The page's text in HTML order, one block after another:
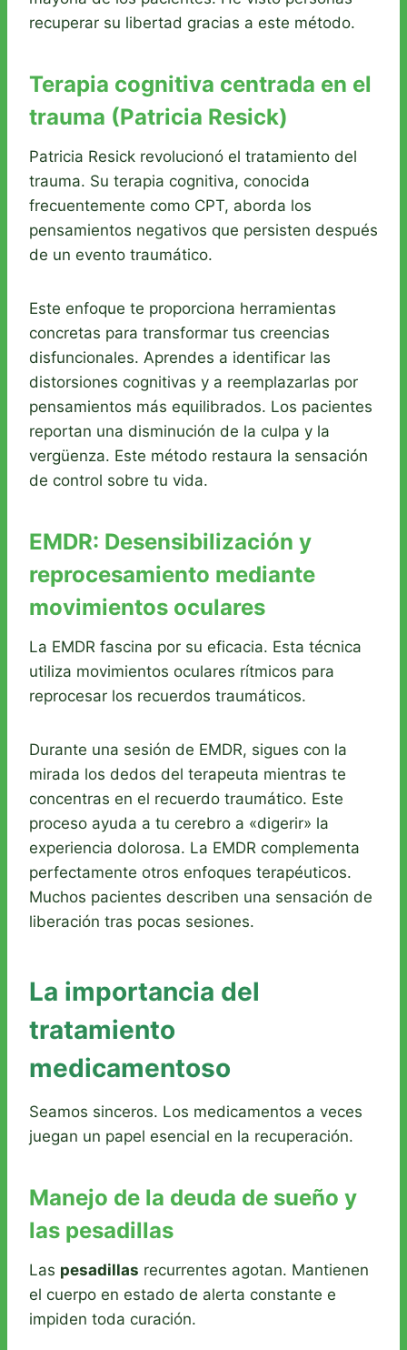
recuperar su libertad gracias a este método.
Terapia cognitiva centrada en el
trauma (Patricia Resick)
Patricia Resick revolucionó el tratamiento del
trauma. Su terapia cognitiva, conocida
frecuentemente como CPT, aborda los
pensamientos negativos que persisten después
de un evento traumático.
Este enfoque te proporciona herramientas
concretas para transformar tus creencias
disfuncionales. Aprendes a identificar las
distorsiones cognitivas y a reemplazarlas por
pensamientos más equilibrados. Los pacientes
reportan una disminución de la culpa y la
vergüenza. Este método restaura la sensación
de control sobre tu vida.
EMDR: Desensibilización y
reprocesamiento mediante
movimientos oculares
La EMDR fascina por su eficacia. Esta técnica
utiliza movimientos oculares rítmicos para
reprocesar los recuerdos traumáticos.
Durante una sesión de EMDR, sigues con la
mirada los dedos del terapeuta mientras te
concentras en el recuerdo traumático. Este
proceso ayuda a tu cerebro a «digerir» la
experiencia dolorosa. La EMDR complementa
perfectamente otros enfoques terapéuticos.
Muchos pacientes describen una sensación de
liberación tras pocas sesiones.
La importancia del
tratamiento
medicamentoso
Seamos sinceros. Los medicamentos a veces
juegan un papel esencial en la recuperación.
Manejo de la deuda de sueño y
las pesadillas
Las pesadillas recurrentes agotan. Mantienen
el cuerpo en estado de alerta constante e
impiden toda curación.